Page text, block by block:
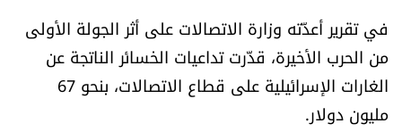
منوّعات
حظّك اليوم
في تقرير أعدّته وزارة الاتصالات على أثر الجولة الأولى
من الحرب الأخيرة، قدّرت تداعيات الخسائر الناتجة عن
الغارات الإسرائيلية على قطاع الاتصالات، بنحو 67
مليون دولار.